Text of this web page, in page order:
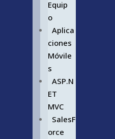
Equip
o
Aplica
ciones
Móvile
s
ASP.N
ET
MVC
SalesF
orce